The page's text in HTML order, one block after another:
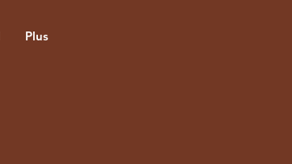
Plus